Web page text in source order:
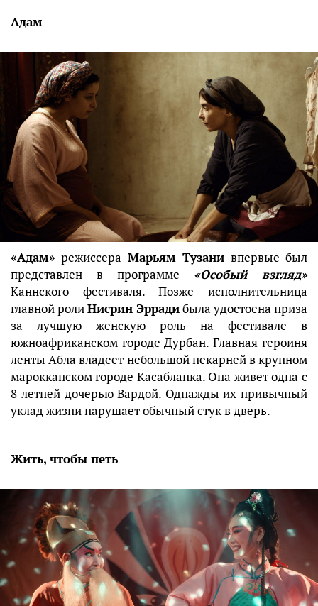
Адам
«Адам» режиссера Марьям Тузани впервые был
представлен в программе «Особый взгляд»
Каннского фестиваля. Позже исполнительница
главной ролиНисрин Эррадибыла удостоена приза
за лучшую женскую роль на фестивале в
южноафриканском городе Дурбан. Главная героиня
ленты Абла владеет небольшой пекарней в крупном
марокканском городе Касабланка. Она живет одна с
8-летней дочерью Вардой. Однажды их привычный
уклад жизни нарушает обычный стук в дверь.
Жить, чтобы петь